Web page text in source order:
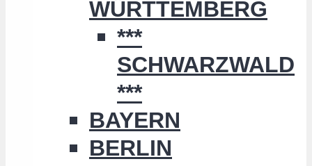
WÜRTTEMBERG
***
SCHWARZWALD
***
BAYERN
BERLIN